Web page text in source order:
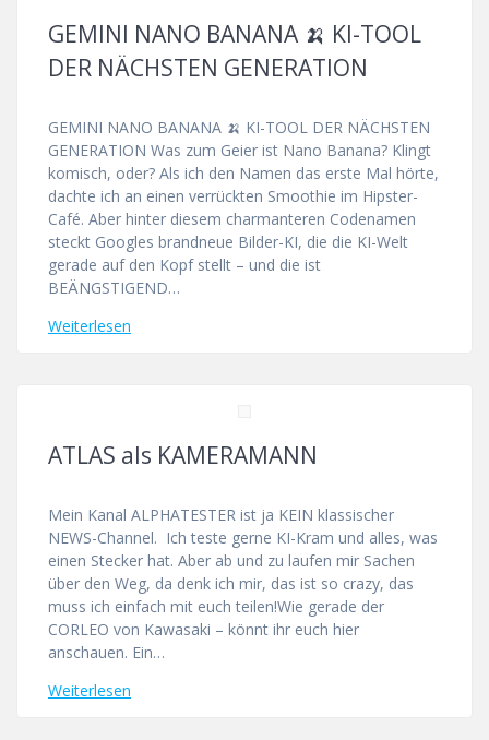
GEMINI NANO BANANA 🍌 KI-TOOL
DER NÄCHSTEN GENERATION
GEMINI NANO BANANA 🍌 KI-TOOL DER NÄCHSTEN
GENERATION Was zum Geier ist Nano Banana? Klingt
komisch, oder? Als ich den Namen das erste Mal hörte,
dachte ich an einen verrückten Smoothie im Hipster-
Café. Aber hinter diesem charmanteren Codenamen
steckt Googles brandneue Bilder-KI, die die KI-Welt
gerade auf den Kopf stellt – und die ist
BEÄNGSTIGEND…
Weiterlesen
ATLAS als KAMERAMANN
Mein Kanal ALPHATESTER ist ja KEIN klassischer
NEWS-Channel. Ich teste gerne KI-Kram und alles, was
einen Stecker hat. Aber ab und zu laufen mir Sachen
über den Weg, da denk ich mir, das ist so crazy, das
muss ich einfach mit euch teilen!Wie gerade der
CORLEO von Kawasaki – könnt ihr euch hier
anschauen. Ein…
Weiterlesen